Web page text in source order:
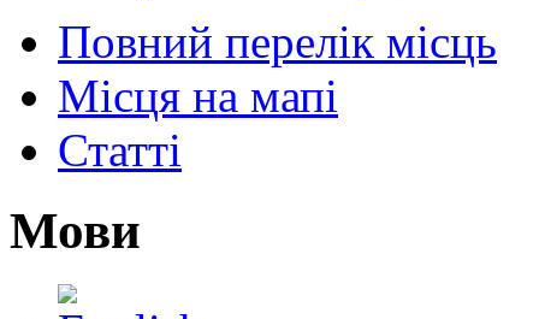
Повний перелік місць
Місця на мапі
Статті
Мови